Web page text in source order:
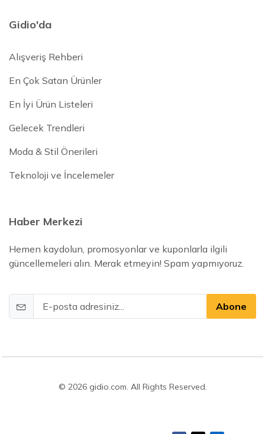
Gidio'da
Alışveriş Rehberi
En Çok Satan Ürünler
En İyi Ürün Listeleri
Gelecek Trendleri
Moda & Stil Önerileri
Teknoloji ve İncelemeler
Haber Merkezi
Hemen kaydolun, promosyonlar ve kuponlarla ilgili
güncellemeleri alın. Merak etmeyin! Spam yapmıyoruz.
Abone
© 2026 gidio.com. All Rights Reserved.